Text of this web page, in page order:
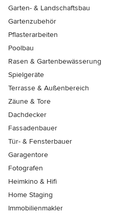
Garten- & Landschaftsbau
Gartenzubehör
Pflasterarbeiten
Poolbau
Rasen & Gartenbewässerung
Spielgeräte
Terrasse & Außenbereich
Zäune & Tore
Dachdecker
Fassadenbauer
Tür- & Fensterbauer
Garagentore
Fotografen
Heimkino & Hifi
Home Staging
Immobilienmakler